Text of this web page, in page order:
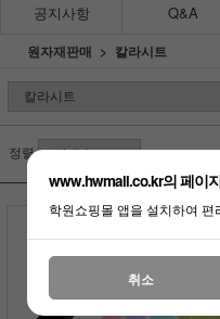
공지사항 Q&A
원자재판매 칼라시트
정렬
www.hwmall.co.kr의 페이
학원쇼핑몰 앱을 설치하여
취소